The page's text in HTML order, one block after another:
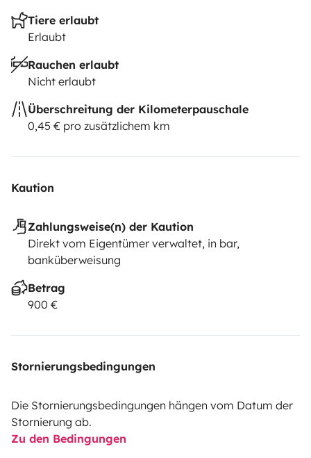
Tiere erlaubt
Erlaubt
Rauchen erlaubt
Nicht erlaubt
Überschreitung der Kilometerpauschale
0,45 € pro zusätzlichem km
Kaution
Zahlungsweise(n) der Kaution
Direkt vom Eigentümer verwaltet, in bar,
banküberweisung
Betrag
900 €
Stornierungsbedingungen
Die Stornierungsbedingungen hängen vom Datum der
Stornierung ab.
Zu den Bedingungen